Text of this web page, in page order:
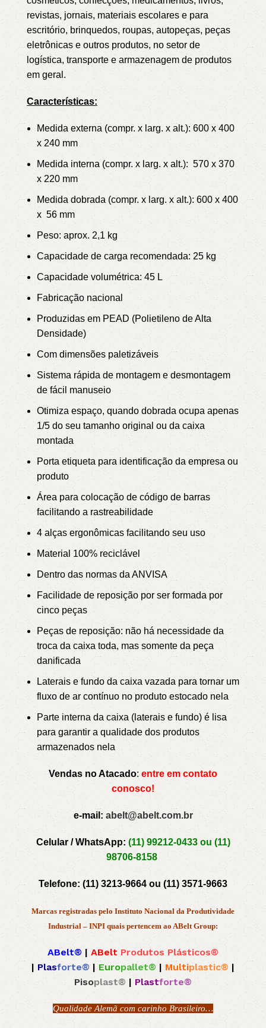
revistas, jornais, materiais escolares e para
escritório, brinquedos, roupas, autopeças, peças
eletrônicas e outros produtos, no setor de
logística, transporte e armazenagem de produtos
em geral.
Características:
Medida externa (compr. x larg. x alt.): 600 x 400
x 240 mm
Medida interna (compr. x larg. x alt.): 570 x 370
x 220 mm
Medida dobrada (compr. x larg. x alt.): 600 x 400
x 56 mm
Peso: aprox. 2,1 kg
Capacidade de carga recomendada: 25 kg
Capacidade volumétrica: 45 L
Fabricação nacional
Produzidas em PEAD (Polietileno de Alta
Densidade)
Com dimensões paletizáveis
Sistema rápida de montagem e desmontagem
de fácil manuseio
Otimiza espaço, quando dobrada ocupa apenas
1/5 do seu tamanho original ou da caixa
montada
Porta etiqueta para identificação da empresa ou
produto
Área para colocação de código de barras
facilitando a rastreabilidade
4 alças ergonômicas facilitando seu uso
Material 100% reciclável
Dentro das normas da ANVISA
Facilidade de reposição por ser formada por
cinco peças
Peças de reposição: não há necessidade da
troca da caixa toda, mas somente da peça
danificada
Laterais e fundo da caixa vazada para tornar um
fluxo de ar contínuo no produto estocado nela
Parte interna da caixa (laterais e fundo) é lisa
para garantir a qualidade dos produtos
armazenados nela
Vendas no Atacado: entre em contato
conosco!
e-mail: abelt@abelt.com.br
Celular / WhatsApp: (11) 99212-0433 ou(11)
98706-8158
Telefone:(11) 3213-9664 ou(11) 3571-9663
Marcas registradas pelo Instituto Nacional da Produtividade
Industrial – INPI quais pertencem ao ABelt Group:
ABelt® | ABelt Produtos Plásticos®
| Plasforte® | Europallet® | Multiplastic® |
Pisoplast®| Plastforte®
Qualidade Alemã com carinho Brasileiro…